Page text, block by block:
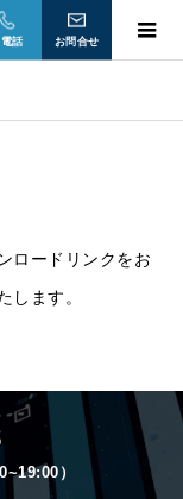
話 お問合せ
ロードリンクをお
します。
）